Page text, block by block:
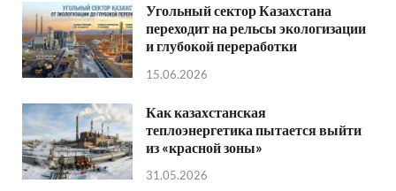
Угольный сектор Казахстана
переходит на рельсы экологизации
и глубокой переработки
15.06.2026
Как казахстанская
теплоэнергетика пытается выйти
из «красной зоны»
31.05.2026